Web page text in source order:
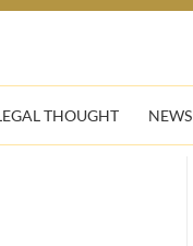
THOUGHT NEWS